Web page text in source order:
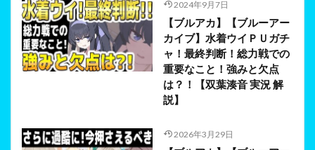
2024年9月7日
【ブルアカ】【ブルーアー
カイブ】水着ウイＰＵガチ
ャ！最終判断！総力戦での
重要なこと！強みと欠点
は？！【双葉湊音 実況 解
説】
2026年3月29日